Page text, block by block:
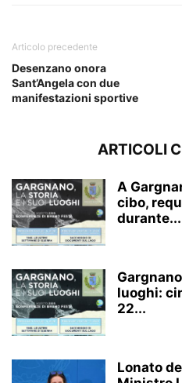
Articolo precedente
Desenzano onora
Sant’Angela con due
manifestazioni sportive
ARTICOLI
A
cibo,
durante...
luoghi:
22...
Lonato